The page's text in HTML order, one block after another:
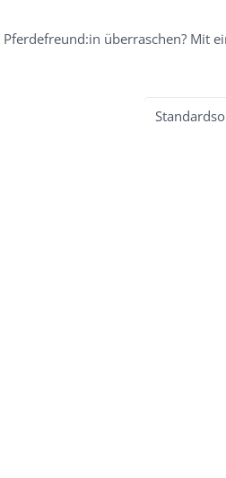
überraschen? Mit